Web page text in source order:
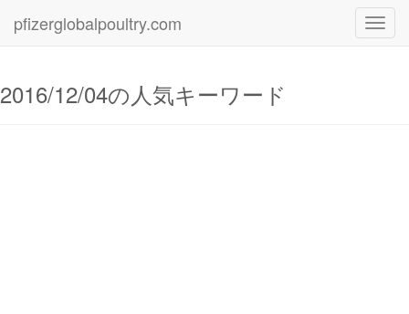
pfizerglobalpoultry.com
2016/12/04の人気キーワード